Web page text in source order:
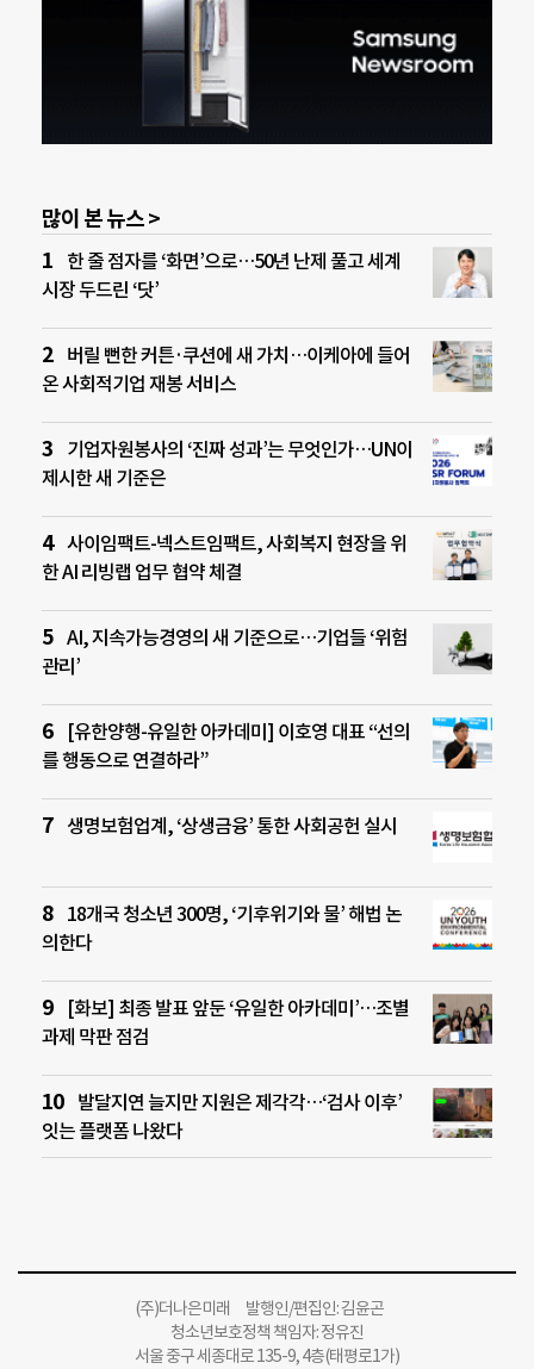
많이 본 뉴스 >
한 줄 점자를 ‘화면’으로…50년 난제 풀고 세계
시장 두드린 ‘닷’
버릴 뻔한 커튼·쿠션에 새 가치…이케아에 들어
온 사회적기업 재봉 서비스
기업자원봉사의 ‘진짜 성과’는 무엇인가…UN이
제시한 새 기준은
사이임팩트-넥스트임팩트, 사회복지 현장을 위
한 AI 리빙랩 업무 협약 체결
AI, 지속가능경영의 새 기준으로…기업들 ‘위험
관리’
[유한양행-유일한 아카데미] 이호영 대표 “선의
를 행동으로 연결하라”
생명보험업계, ‘상생금융’ 통한 사회공헌 실시
18개국 청소년 300명, ‘기후위기와 물’ 해법 논
의한다
[화보] 최종 발표 앞둔 ‘유일한 아카데미’…조별
과제 막판 점검
발달지연 늘지만 지원은 제각각…‘검사 이후’
잇는 플랫폼 나왔다
(주)더나은미래 발행인/편집인: 김윤곤
청소년보호정책 책임자: 정유진
서울 중구 세종대로 135-9, 4층(태평로1가)